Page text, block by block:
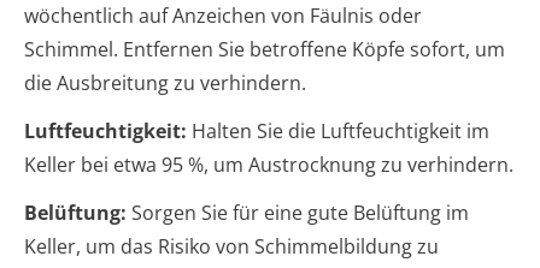
wöchentlich auf Anzeichen von Fäulnis oder
Schimmel. Entfernen Sie betroffene Köpfe sofort, um
die Ausbreitung zu verhindern.
Luftfeuchtigkeit: Halten Sie die Luftfeuchtigkeit im
Keller bei etwa 95 %, um Austrocknung zu verhindern.
Belüftung: Sorgen Sie für eine gute Belüftung im
Keller, um das Risiko von Schimmelbildung zu